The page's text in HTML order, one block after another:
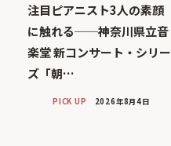
注目ピアニスト3人の素顔
に触れる──神奈川県立音
楽堂 新コンサート・シリー
ズ「朝…
PICK UP 2026年8月4日